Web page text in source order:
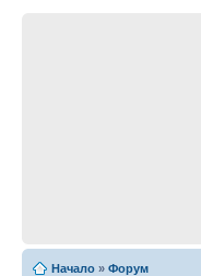
Начало » Форум